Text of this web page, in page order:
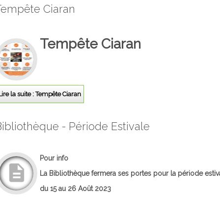
Ciaran
Tempête Ciaran
la suite : Tempête Ciaran
- Période Estivale
Pour info
La Bibliothèque fermera ses portes pour la période
du 15 au 26 Août 2023